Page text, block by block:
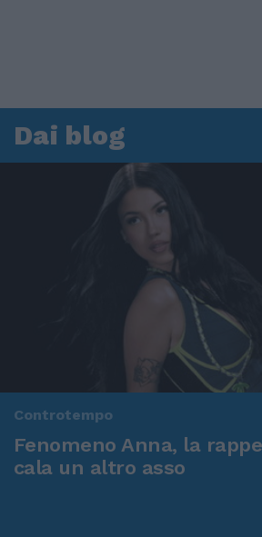
Dai blog
Controtempo
Fenomeno Anna, la
cala un altro asso